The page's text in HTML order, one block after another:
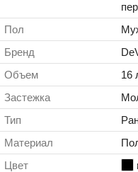
Пол
Бренд
Объем
16
Застежка
Тип
Материал
Цвет